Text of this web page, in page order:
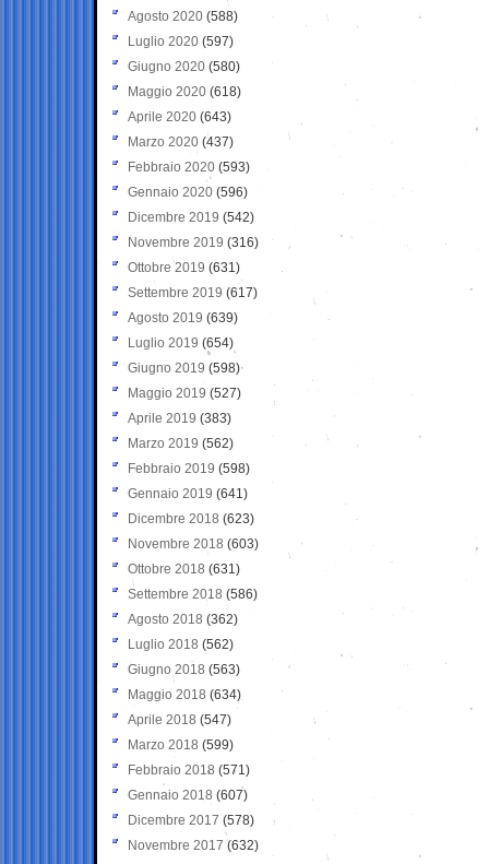
Agosto 2020 (588)
Luglio 2020 (597)
Giugno 2020 (580)
Maggio 2020 (618)
Aprile 2020 (643)
Marzo 2020 (437)
Febbraio 2020 (593)
Gennaio 2020 (596)
Dicembre 2019 (542)
Novembre 2019 (316)
Ottobre 2019 (631)
Settembre 2019 (617)
Agosto 2019 (639)
Luglio 2019 (654)
Giugno 2019 (598)
Maggio 2019 (527)
Aprile 2019 (383)
Marzo 2019 (562)
Febbraio 2019 (598)
Gennaio 2019 (641)
Dicembre 2018 (623)
Novembre 2018 (603)
Ottobre 2018 (631)
Settembre 2018 (586)
Agosto 2018 (362)
Luglio 2018 (562)
Giugno 2018 (563)
Maggio 2018 (634)
Aprile 2018 (547)
Marzo 2018 (599)
Febbraio 2018 (571)
Gennaio 2018 (607)
Dicembre 2017 (578)
Novembre 2017 (632)